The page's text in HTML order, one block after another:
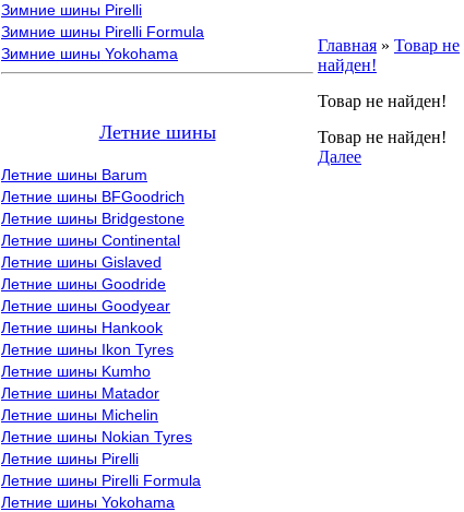
Зимние шины Pirelli
Зимние шины Pirelli Formula
Зимние шины Yokohama
Летние шины
Летние шины Barum
Летние шины BFGoodrich
Летние шины Bridgestone
Летние шины Continental
Летние шины Gislaved
Летние шины Goodride
Летние шины Goodyear
Летние шины Hankook
Летние шины Ikon Tyres
Летние шины Kumho
Летние шины Matador
Летние шины Michelin
Летние шины Nokian Tyres
Летние шины Pirelli
Летние шины Pirelli Formula
Летние шины Yokohama
Главная » Товар не
найден!
Товар не найден!
Товар не найден!
Далее